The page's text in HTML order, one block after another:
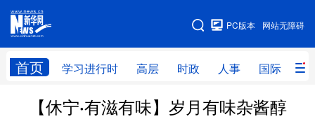
网站无障碍
PC版本
首页 学习进行时 高层 时政 人事 国际 财
网站地图
学习进行时 高层 时政 人事
【休宁·有滋有味】岁月有味杂酱醇